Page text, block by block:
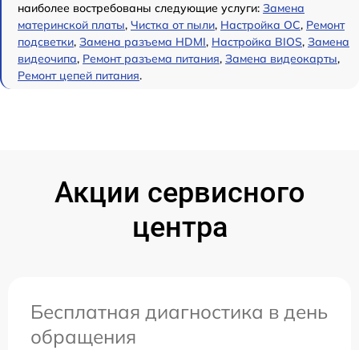
наиболее востребованы следующие услуги: Замена
материнской платы, Чистка от пыли, Настройка ОС, Ремонт
подсветки, Замена разъема HDMI, Настройка BIOS, Замена
видеочипа, Ремонт разъема питания, Замена видеокарты,
Ремонт цепей питания.
Акции сервисного
центра
Бесплатная диагностика в день
обращения